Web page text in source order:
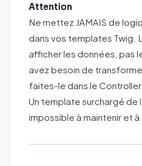
Attention
Ne mettez JAMAIS de
dans vos templates Twig.
afficher les données, pas
avez besoin de
faites-le dans le Controller
Un template surchargé de
impossible à maintenir et à